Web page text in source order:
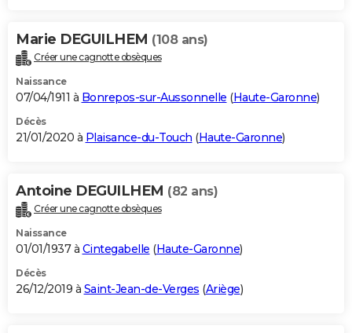
Marie DEGUILHEM (108 ans)
Créer une cagnotte obsèques
Naissance
07/04/1911 à Bonrepos-sur-Aussonnelle (Haute-Garonne)
Décès
21/01/2020 à Plaisance-du-Touch (Haute-Garonne)
Antoine DEGUILHEM (82 ans)
Créer une cagnotte obsèques
Naissance
01/01/1937 à Cintegabelle (Haute-Garonne)
Décès
26/12/2019 à Saint-Jean-de-Verges (Ariège)